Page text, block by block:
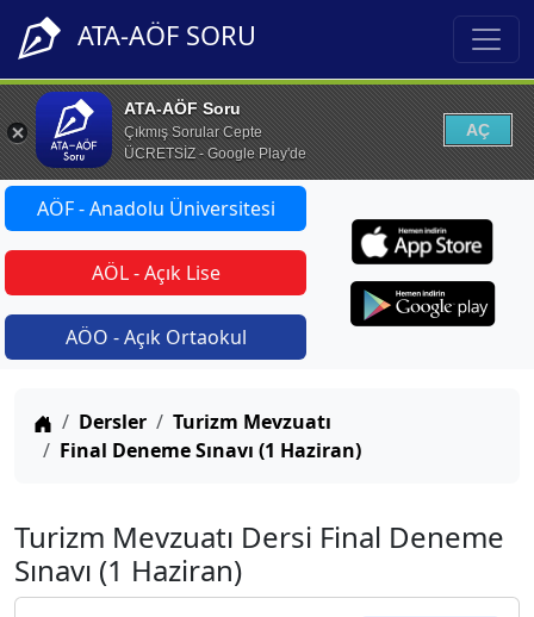
ATA-AÖF SORU
ATA-AÖF Soru
Çıkmış Sorular Cepte
ÜCRETSİZ - Google Play'de
AÇ
AÖF - Anadolu Üniversitesi
AÖL - Açık Lise
AÖO - Açık Ortaokul
Anasayfa
Dersler
Turizm Mevzuatı
Final Deneme Sınavı (1 Haziran)
Turizm Mevzuatı Dersi Final Deneme
Sınavı (1 Haziran)